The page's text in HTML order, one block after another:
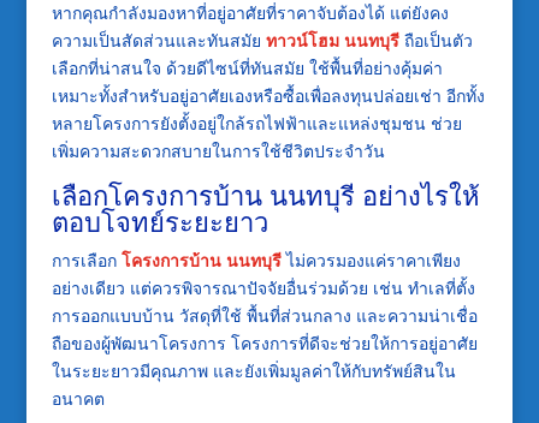
หากคุณกำลังมองหาที่อยู่อาศัยที่ราคาจับต้องได้ แต่ยังคง
ความเป็นสัดส่วนและทันสมัย ทาวน์โฮม นนทบุรีถือเป็นตัว
เลือกที่น่าสนใจ ด้วยดีไซน์ที่ทันสมัย ใช้พื้นที่อย่างคุ้มค่า
เหมาะทั้งสำหรับอยู่อาศัยเองหรือซื้อเพื่อลงทุนปล่อยเช่า อีกทั้ง
หลายโครงการยังตั้งอยู่ใกล้รถไฟฟ้าและแหล่งชุมชน ช่วย
เพิ่มความสะดวกสบายในการใช้ชีวิตประจำวัน
เลือกโครงการบ้าน นนทบุรี อย่างไรให้
ตอบโจทย์ระยะยาว
การเลือก โครงการบ้าน นนทบุรีไม่ควรมองแค่ราคาเพียง
อย่างเดียว แต่ควรพิจารณาปัจจัยอื่นร่วมด้วย เช่น ทำเลที่ตั้ง
การออกแบบบ้าน วัสดุที่ใช้ พื้นที่ส่วนกลาง และความน่าเชื่อ
ถือของผู้พัฒนาโครงการ โครงการที่ดีจะช่วยให้การอยู่อาศัย
ในระยะยาวมีคุณภาพ และยังเพิ่มมูลค่าให้กับทรัพย์สินใน
อนาคต